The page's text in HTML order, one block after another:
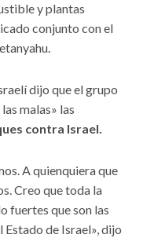
y plantas
conjunto con el
dijo que el grupo
malas» las
contra Israel.
A quienquiera que
Creo que toda la
fuertes que son las
de Israel», dijo